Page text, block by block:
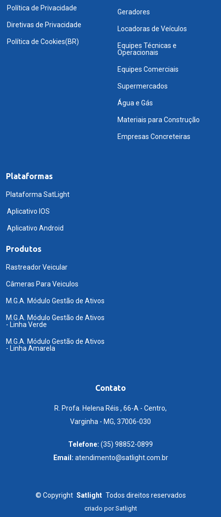
Política de Privacidade
Diretivas de Privacidade
Política de Cookies(BR)
Geradores
Locadoras de Veículos
Equipes Técnicas e
Operacionais
Equipes Comerciais
Supermercados
Água e Gás
Materiais para Construção
Empresas Concreteiras
Plataformas
Plataforma SatLight
Aplicativo IOS
Aplicativo Android
Produtos
Rastreador Veicular
Câmeras Para Veiculos
M.G.A. Módulo Gestão de Ativos
M.G.A. Módulo Gestão de Ativos
- Linha Verde
M.G.A. Módulo Gestão de Ativos
- Linha Amarela
Contato
R. Profa. Helena Réis , 66-A - Centro,
Varginha - MG, 37006-030
Telefone: (35) 98852-0899
Email: atendimento@satlight.com.br
© Copyright Satlight Todos direitos reservados
criado porSatlight